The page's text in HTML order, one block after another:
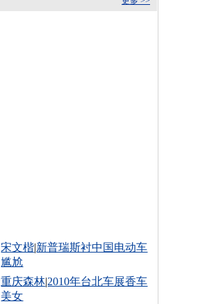
宋文楷|新普瑞斯衬中国电动车
尴尬
重庆森林|2010年台北车展香车
美女